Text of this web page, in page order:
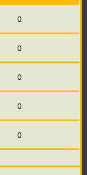
0
0
0
0
0